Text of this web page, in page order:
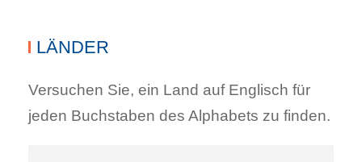
LÄNDER
Versuchen Sie, ein Land auf Englisch für
jeden Buchstaben des Alphabets zu finden.